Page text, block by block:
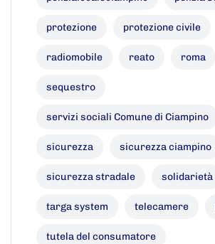
protezione protezione civile
radiomobile reato roma
sequestro
servizi sociali Comune di Ciampino
sicurezza sicurezza ciampino
sicurezza stradale solidarietà
targa system telecamere
tutela del consumatore